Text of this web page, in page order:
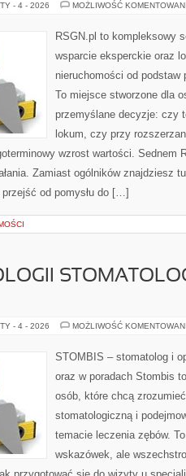
- 4 - 2026 MOŻLIWOŚĆ
RSGN.pl to kompleksowy
wsparcie eksperckie oraz
nieruchomości od podstaw
To miejsce stworzone dla
przemyślane decyzje: czy
lokum, czy przy
wzrost wartości. Sednem
Zamiast ogólników znajdziesz
od pomysłu do […]
- 4 - 2026 MOŻLIWOŚĆ
STOMBIS – stomatolog i
oraz w poradach Stombis
osób, które chcą
stomatologiczną i
temacie leczenia zębów.
wskazówek, ale